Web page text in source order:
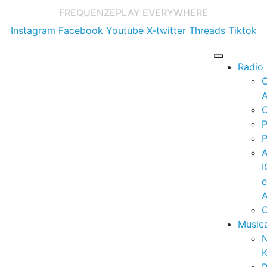
FREQUENZEPLAY EVERYWHERE
Instagram Facebook Youtube X-twitter Threads Tiktok
Radio
e